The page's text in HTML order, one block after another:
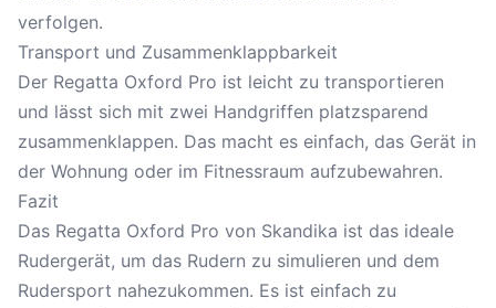
verfolgen.
Transport und Zusammenklappbarkeit
Der Regatta Oxford Pro ist leicht zu transportieren
und lässt sich mit zwei Handgriffen platzsparend
zusammenklappen. Das macht es einfach, das Gerät in
der Wohnung oder im Fitnessraum aufzubewahren.
Fazit
Das Regatta Oxford Pro von Skandika ist das ideale
Rudergerät, um das Rudern zu simulieren und dem
Rudersport nahezukommen. Es ist einfach zu